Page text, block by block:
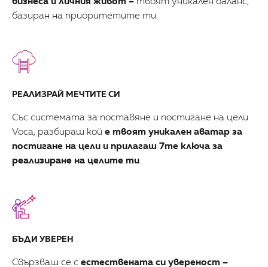
бизнеса и личния живот – твоят уникален баланс,
базиран на приоритетите ти.
РЕАЛИЗРАЙ МЕЧТИТЕ СИ
Със системата за поставяне и постигане на цели
Voca, разбираш кой е твоят уникален аватар за
постигане на цели и прилагаш 7те ключа за
реализиране на целите ти.
БЪДИ УВЕРЕН
Свързваш се с естествената си увереност –